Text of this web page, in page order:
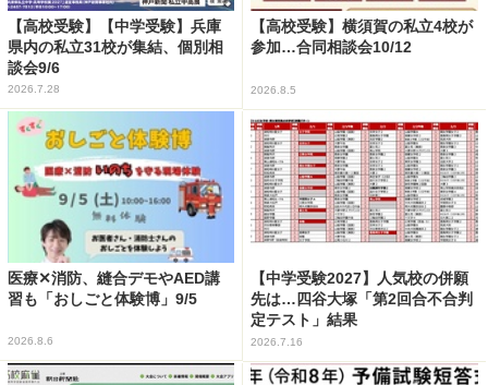
【高校受験】【中学受験】兵庫
県内の私立31校が集結、個別相
談会9/6
2026.7.28
【高校受験】横須賀の私立4校が
参加…合同相談会10/12
2026.8.5
医療✕消防、縫合デモやAED講
習も「おしごと体験博」9/5
2026.8.6
【中学受験2027】人気校の併願
先は…四谷大塚「第2回合不合判
定テスト」結果
2026.7.16